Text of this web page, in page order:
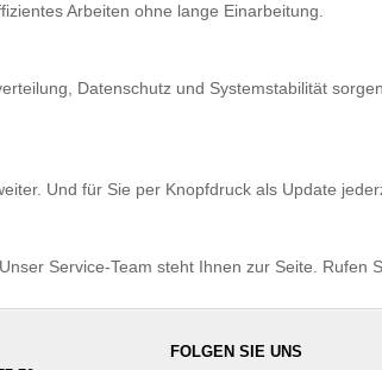
Arbeiten ohne lange Einarbeitung.
Datenschutz und Systemstabilität
Und für Sie per Knopfdruck als Update
Service-Team steht Ihnen zur Seite. Rufen
FOLGEN SIE UNS